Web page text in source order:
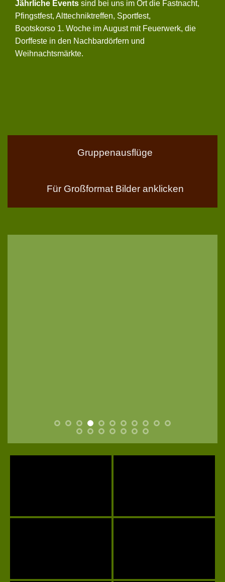
Jährliche Events sind bei uns im Ort die Fastnacht,
Pfingstfest, Alttechniktreffen, Sportfest,
Bootskorso 1. Woche im August mit Feuerwerk, die
Dorffeste in den Nachbardörfern und
Weihnachtsmärkte.
Gruppenausflüge
Für Großformat Bilder anklicken